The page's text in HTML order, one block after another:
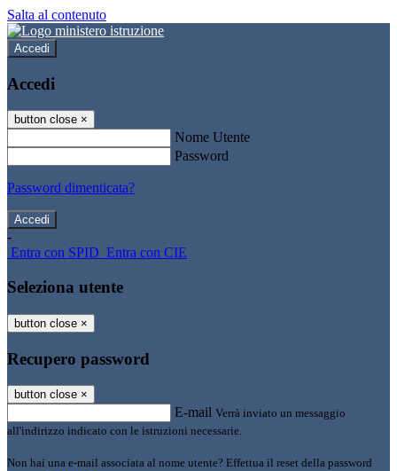
Salta al contenuto
Accedi
Accedi
button close ×
Nome Utente
Password
Password dimenticata?
-
Entra con SPID Entra con CIE
Seleziona utente
button close ×
Recupero password
button close ×
E-mail Verrà inviato un messaggio
all'indirizzo indicato con le istruzioni necessarie.
Non hai una e-mail associata al nome utente? Effettua il reset della password